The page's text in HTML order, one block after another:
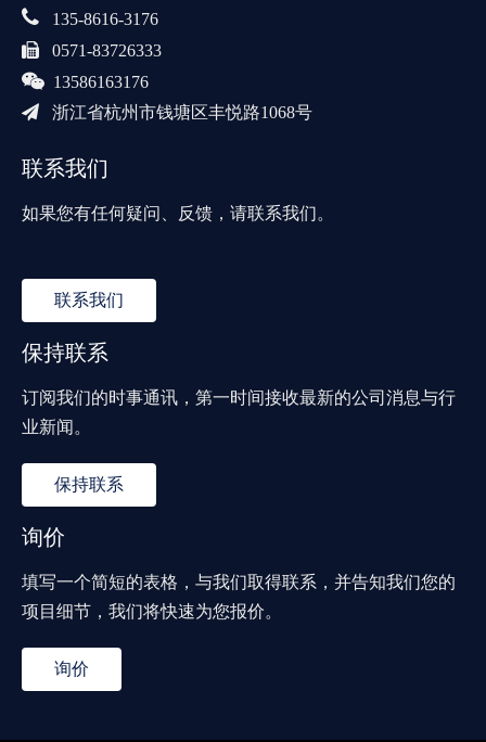
 135-8616-3176
 0571-83726333
 13586163176
 浙江省杭州市钱塘区丰悦路1068号
联系我们
如果您有任何疑问、反馈，请联系我们。
联系我们
保持联系
订阅我们的时事通讯，第一时间接收最新的公司消息与行
业新闻。
保持联系
询价
填写一个简短的表格，与我们取得联系，并告知我们您的
项目细节，我们将快速为您报价。
询价